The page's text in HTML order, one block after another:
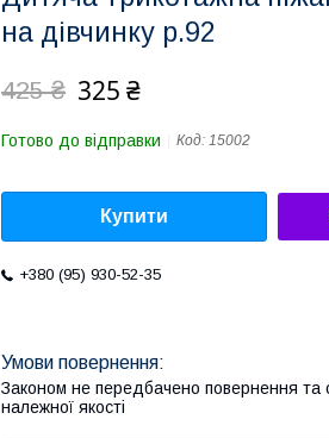
на дівчинку р.92
425 ₴ 325 ₴
Готово до відправки Код: 15002
Купити
+380 (95) 930-52-35
Законом не передбачено повернення та
належної якості